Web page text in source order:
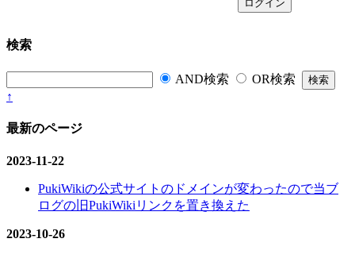
検索
AND検索
OR検索
↑
最新のページ
2023-11-22
PukiWikiの公式サイトのドメインが変わったので当ブ
ログの旧PukiWikiリンクを置き換えた
2023-10-26